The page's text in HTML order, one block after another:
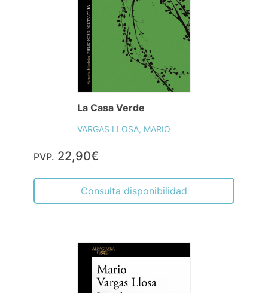
La Casa Verde
VARGAS LLOSA, MARIO
PVP. 22,90€
Consulta disponibilidad